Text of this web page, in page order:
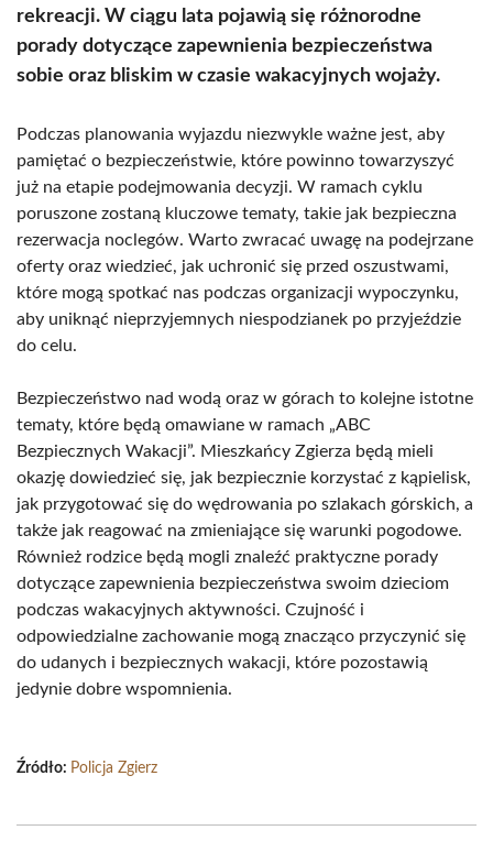
rekreacji. W ciągu lata pojawią się różnorodne
porady dotyczące zapewnienia bezpieczeństwa
sobie oraz bliskim w czasie wakacyjnych wojaży.
Podczas planowania wyjazdu niezwykle ważne jest, aby
pamiętać o bezpieczeństwie, które powinno towarzyszyć
już na etapie podejmowania decyzji. W ramach cyklu
poruszone zostaną kluczowe tematy, takie jak bezpieczna
rezerwacja noclegów. Warto zwracać uwagę na podejrzane
oferty oraz wiedzieć, jak uchronić się przed oszustwami,
które mogą spotkać nas podczas organizacji wypoczynku,
aby uniknąć nieprzyjemnych niespodzianek po przyjeździe
do celu.
Bezpieczeństwo nad wodą oraz w górach to kolejne istotne
tematy, które będą omawiane w ramach „ABC
Bezpiecznych Wakacji”. Mieszkańcy Zgierza będą mieli
okazję dowiedzieć się, jak bezpiecznie korzystać z kąpielisk,
jak przygotować się do wędrowania po szlakach górskich, a
także jak reagować na zmieniające się warunki pogodowe.
Również rodzice będą mogli znaleźć praktyczne porady
dotyczące zapewnienia bezpieczeństwa swoim dzieciom
podczas wakacyjnych aktywności. Czujność i
odpowiedzialne zachowanie mogą znacząco przyczynić się
do udanych i bezpiecznych wakacji, które pozostawią
jedynie dobre wspomnienia.
Źródło: Policja Zgierz